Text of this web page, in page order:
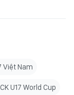
Việt Nam
U17 World Cup